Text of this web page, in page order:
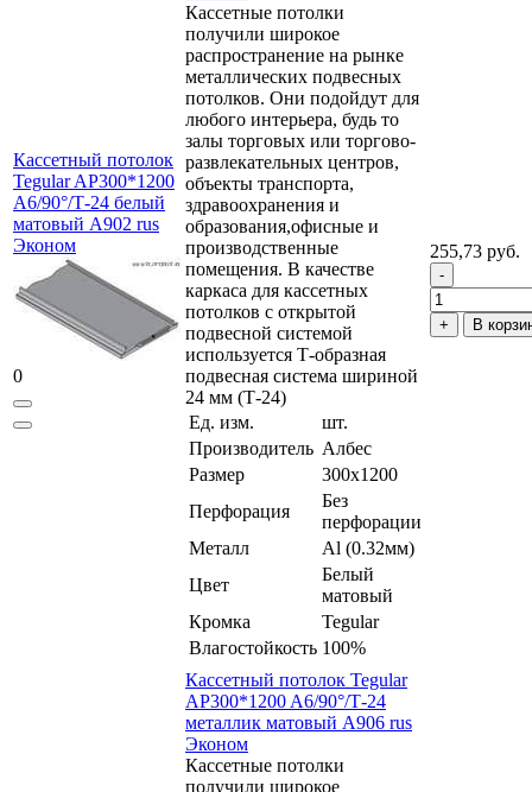
Кассетный потолок
Tegular AP300*1200
A6/90°/Т-24 белый
матовый А902 rus
Эконом
0
Кассетные потолки
получили широкое
распространение на рынке
металлических подвесных
потолков. Они подойдут для
любого интерьера, будь то
залы торговых или торгово-
развлекательных центров,
объекты транспорта,
здравоохранения и
образования,офисные и
производственные
помещения. В качестве
каркаса для кассетных
потолков с открытой
подвесной системой
используется Т-образная
подвесная система шириной
24 мм (Т-24)
Ед. изм.
шт.
Производитель Албес
Размер
300x1200
Перфорация
Без
перфорации
Металл
Al (0.32мм)
Цвет
Белый
матовый
Кромка
Tegular
Влагостойкость 100%
255,73 руб.
В
Кассетный потолок Tegular
AP300*1200 A6/90°/Т-24
металлик матовый А906 rus
Эконом
Кассетные потолки
получили широкое